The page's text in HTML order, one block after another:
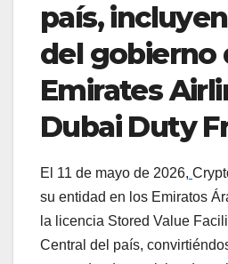
país,
del gobierno
Emirates
Dubai Duty
El 11 de mayo de 2026,
su entidad en los Emiratos
la licencia Stored Value
Central del país,